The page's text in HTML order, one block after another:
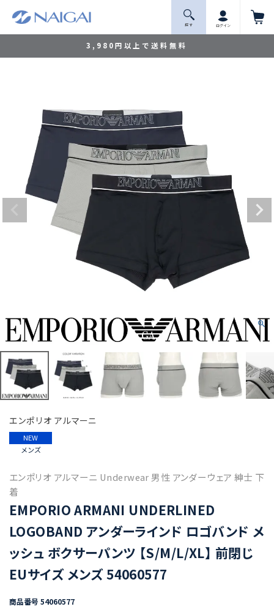
3,980円以上で送料無料
探 す ログイン
エンポリオ アルマーニ
NEW
メンズ
エンポリオ アルマーニ Underwear 男性 アンダーウェア 紳士 下
着
EMPORIO ARMANI UNDERLINED
LOGOBAND アンダーラインド ロゴバンド メ
ッシュ ボクサーパンツ 【S/M/L/XL】 前閉じ
EUサイズ メンズ 54060577
商品番号 54060577